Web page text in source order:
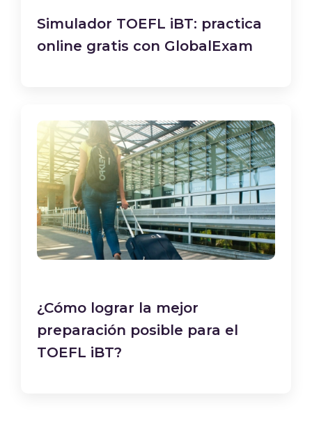
Simulador TOEFL iBT: practica
online gratis con GlobalExam
¿Cómo lograr la mejor
preparación posible para el
TOEFL iBT?